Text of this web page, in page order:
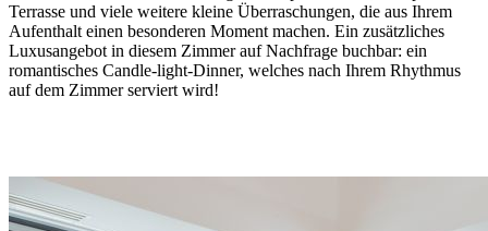
Terrasse und viele weitere kleine Überraschungen, die aus Ihrem
Aufenthalt einen besonderen Moment machen. Ein zusätzliches
Luxusangebot in diesem Zimmer auf Nachfrage buchbar: ein
romantisches Candle-light-Dinner, welches nach Ihrem Rhythmus
auf dem Zimmer serviert wird!